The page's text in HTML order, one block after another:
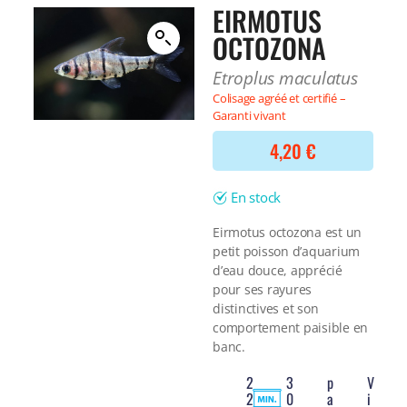
BONNES AFFAIRES
Voir tout
DERNIERS ARRIVAGES
Voir tout
Filtre interne
Voir tout
NOURRITURE
Nourriture Lyophilisée
Nourriture sèche
Nourriture vivante
Voir tout
TRAITEMENT DE L'EAU
Spécial bassin
Additifs
Engrais
Voir tout
BONNES AFFAIRES
DERNIERS ARRIVAGES
EIRMOTUS
OCTOZONA
Etroplus maculatus
Colisage agréé et certifié –
Garanti vivant
4,20€
En stock
Eirmotus octozona est un
petit poisson d’aquarium
d’eau douce, apprécié
pour ses rayures
distinctives et son
comportement paisible en
banc.
2
2
3
0
p
a
V
i